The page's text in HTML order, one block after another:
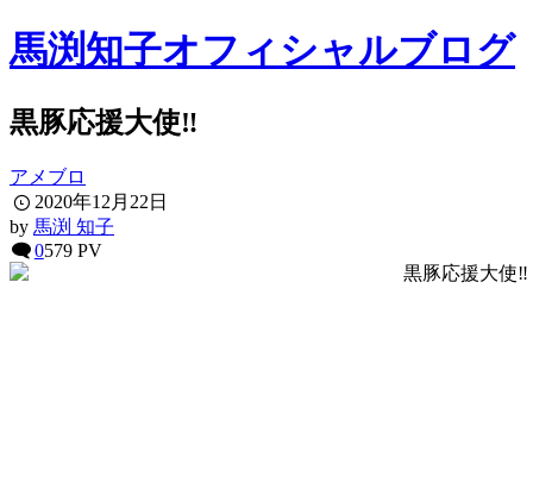
馬渕知子オフィシャルブログ
黒豚応援大使‼︎
アメブロ
2020年12月22日
by 馬渕 知子
0579 PV